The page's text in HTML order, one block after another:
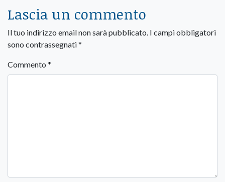
Lascia un commento
Il tuo indirizzo email non sarà pubblicato. I campi obbligatori
sono contrassegnati*
Commento *